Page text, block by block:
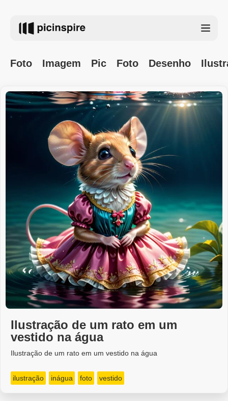
Foto Imagem Pic Foto Desenho
Ilustração de um rato em um
vestido na água
Ilustração de um rato em um vestido na água
ilustração inágua foto vestido